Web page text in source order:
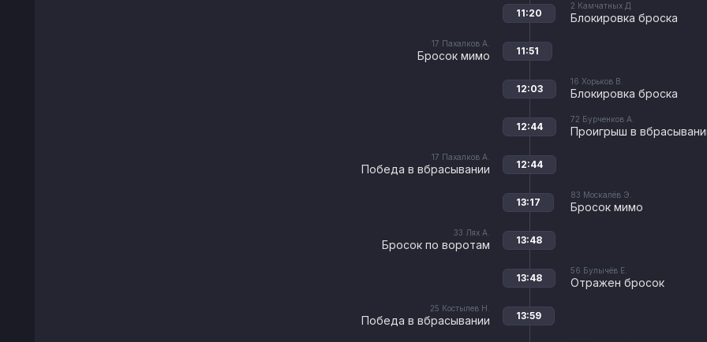
2 Камчатных Д.
Блокировка броска
11:20
17 Пахалков А.
Бросок мимо 11:51
16 Хорьков В.
Блокировка броска
12:03
72 Бурченков А.
Проигрыш в
12:44
17 Пахалков А.
Победа в вбрасывании 12:44
83 Москалёв Э.
Бросок мимо
13:17
33 Лях А.
Бросок по воротам 13:48
56 Булычёв Е.
Отражен бросок
13:48
25 Костылев Н.
Победа в вбрасывании 13:59